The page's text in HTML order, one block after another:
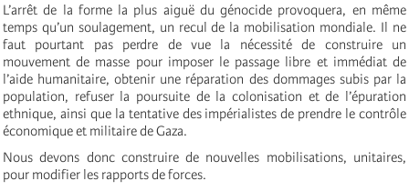
L’arrêt de la forme la plus aiguë du génocide provoquera, en même
temps qu’un soulagement, un recul de la mobilisation mondiale. Il ne
faut pourtant pas perdre de vue la nécessité de construire un
mouvement de masse pour imposer le passage libre et immédiat de
l’aide humanitaire, obtenir une réparation des dommages subis par la
population, refuser la poursuite de la colonisation et de l’épuration
ethnique, ainsi que la tentative des impérialistes de prendre le contrôle
économique et militaire de Gaza.
Nous devons donc construire de nouvelles mobilisations, unitaires,
pour modifier les rapports de forces.